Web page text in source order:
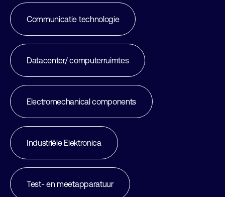
Communicatie technologie
Datacenter/ computerruimtes
Electromechanical components
Industriële Elektronica
Test- en meetapparatuur